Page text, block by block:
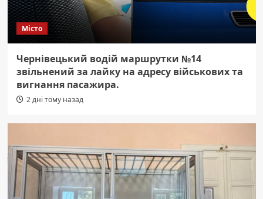
Місто
Чернівецький водій маршрутки №14
звільнений за лайку на адресу військових та
вигнання пасажира.
2 дні тому назад